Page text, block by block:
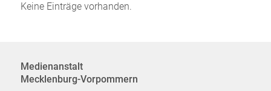
Keine Einträge vorhanden.
Medienanstalt
Mecklenburg-Vorpommern